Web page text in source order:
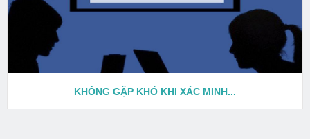
KHÔNG GẶP KHÓ KHI XÁC MINH...